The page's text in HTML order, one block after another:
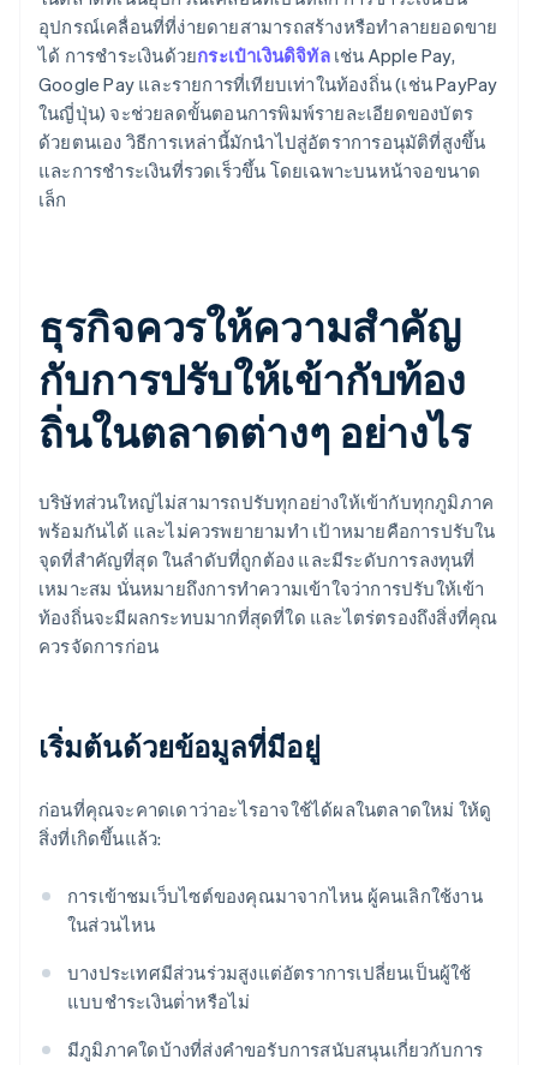
อุปกรณ์เคลื่อนที่ที่ง่ายดายสามารถสร้างหรือทําลายยอดขาย
ได้ การชําระเงินด้วยกระเป๋าเงินดิจิทัลเช่น Apple Pay,
Google Pay และรายการที่เทียบเท่าในท้องถิ่น (เช่น PayPay
ในญี่ปุ่น) จะช่วยลดขั้นตอนการพิมพ์รายละเอียดของบัตร
ด้วยตนเอง วิธีการเหล่านี้มักนําไปสู่อัตราการอนุมัติที่สูงขึ้น
และการชําระเงินที่รวดเร็วขึ้น โดยเฉพาะบนหน้าจอขนาด
เล็ก
ธุรกิจควรให้ความสําคัญ
กับการปรับให้เข้ากับท้อง
ถิ่นในตลาดต่างๆ อย่างไร
บริษัทส่วนใหญ่ไม่สามารถปรับทุกอย่างให้เข้ากับทุกภูมิภาค
พร้อมกันได้ และไม่ควรพยายามทํา เป้าหมายคือการปรับใน
จุดที่สำคัญที่สุด ในลำดับที่ถูกต้อง และมีระดับการลงทุนที่
เหมาะสม นั่นหมายถึงการทําความเข้าใจว่าการปรับให้เข้า
ท้องถิ่นจะมีผลกระทบมากที่สุดที่ใด และไตร่ตรองถึงสิ่งที่คุณ
ควรจัดการก่อน
เริ่มต้นด้วยข้อมูลที่มีอยู่
ก่อนที่คุณจะคาดเดาว่าอะไรอาจใช้ได้ผลในตลาดใหม่ ให้ดู
สิ่งที่เกิดขึ้นแล้ว:
การเข้าชมเว็บไซต์ของคุณมาจากไหน ผู้คนเลิกใช้งาน
ในส่วนไหน
บางประเทศมีส่วนร่วมสูงแต่อัตราการเปลี่ยนเป็นผู้ใช้
แบบชําระเงินต่ําหรือไม่
มีภูมิภาคใดบ้างที่ส่งคำขอรับการสนับสนุนเกี่ยวกับการ